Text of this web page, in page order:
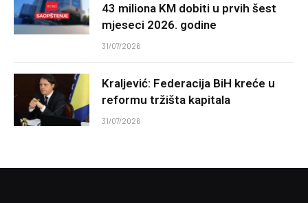
43 miliona KM dobiti u prvih šest
mjeseci 2026. godine
31/07/2026
Kraljević: Federacija BiH kreće u
reformu tržišta kapitala
31/07/2026